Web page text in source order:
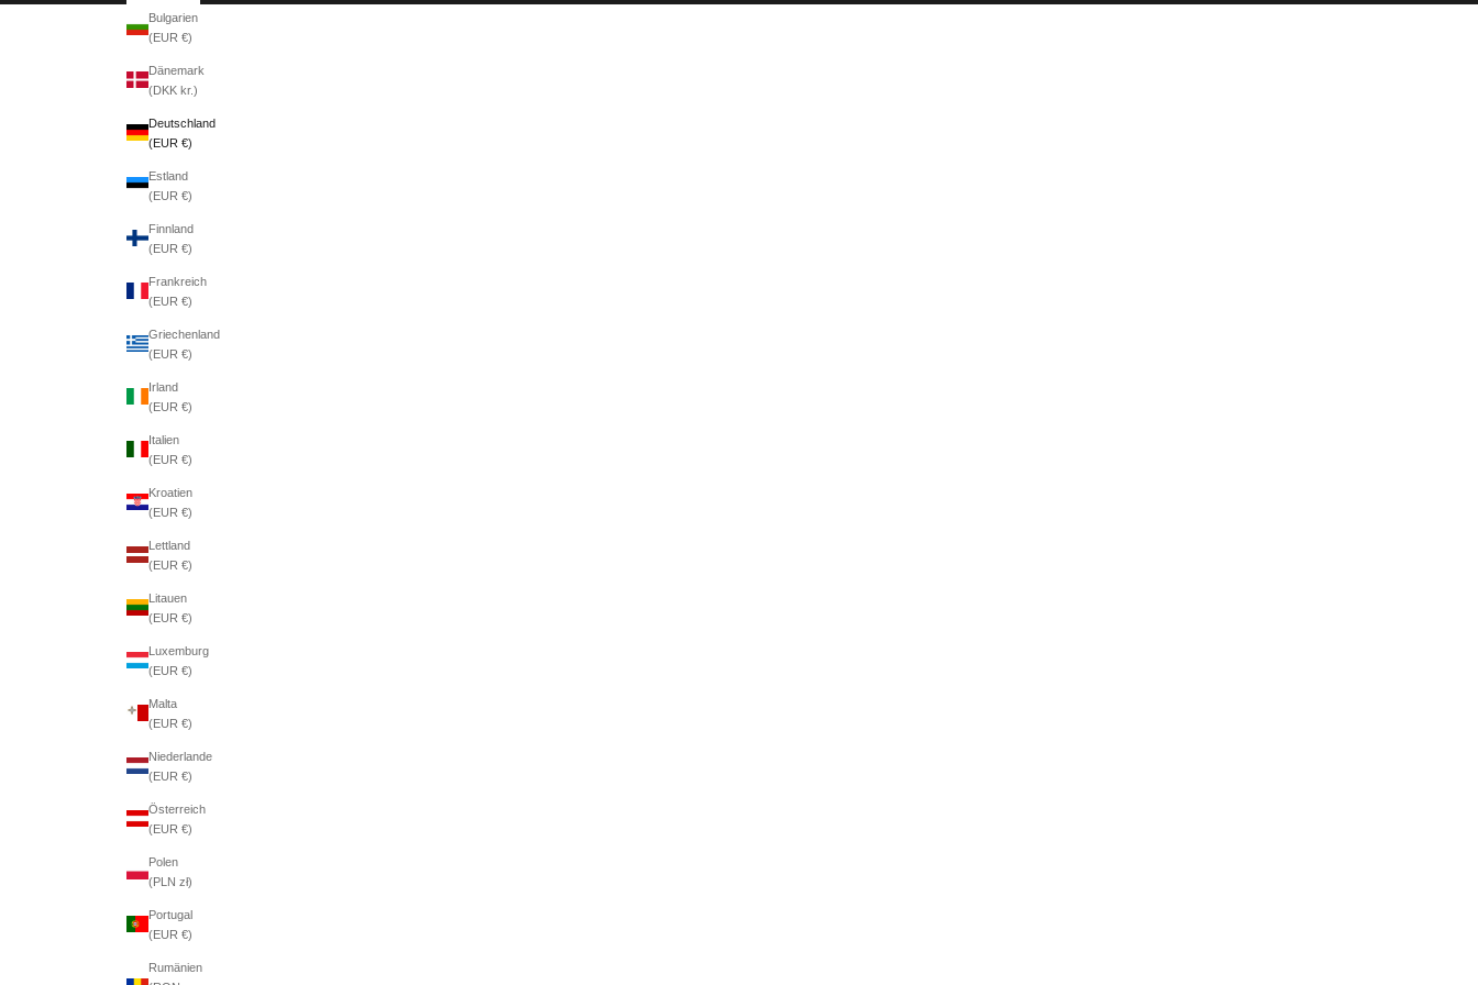
Bulgarien
(EUR €)
Dänemark
(DKK kr.)
Deutschland
(EUR €)
Estland
(EUR €)
Finnland
(EUR €)
Frankreich
(EUR €)
Griechenland
(EUR €)
Irland
(EUR €)
Italien
(EUR €)
Kroatien
(EUR €)
Lettland
(EUR €)
Litauen
(EUR €)
Luxemburg
(EUR €)
Malta
(EUR €)
Niederlande
(EUR €)
Österreich
(EUR €)
Polen
(PLN zł)
Portugal
(EUR €)
Rumänien